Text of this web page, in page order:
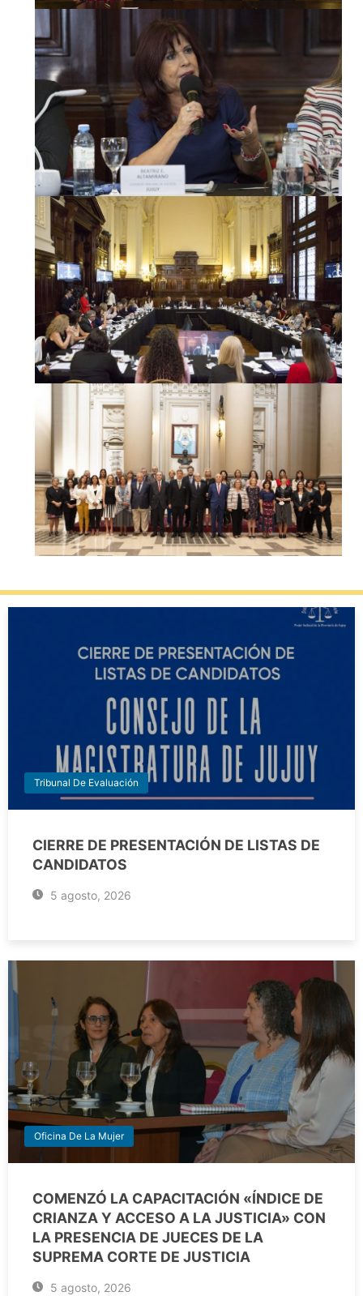
Tribunal De Evaluación
CIERRE DE PRESENTACIÓN DE LISTAS DE
CANDIDATOS
5 agosto, 2026
Oficina De La Mujer
COMENZÓ LA CAPACITACIÓN «ÍNDICE DE
CRIANZA Y ACCESO A LA JUSTICIA» CON
LA PRESENCIA DE JUECES DE LA
SUPREMA CORTE DE JUSTICIA
5 agosto, 2026